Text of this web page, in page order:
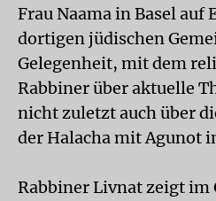
Frau Naama in Basel auf
dortigen jüdischen
Gelegenheit, mit dem
Rabbiner über aktuelle
nicht zuletzt auch über
der Halacha mit Agunot
Rabbiner Livnat zeigt im